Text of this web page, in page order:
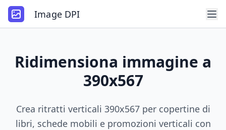
Image DPI
Ridimensiona immagine a
390x567
Crea ritratti verticali 390x567 per copertine di
libri, schede mobili e promozioni verticali con